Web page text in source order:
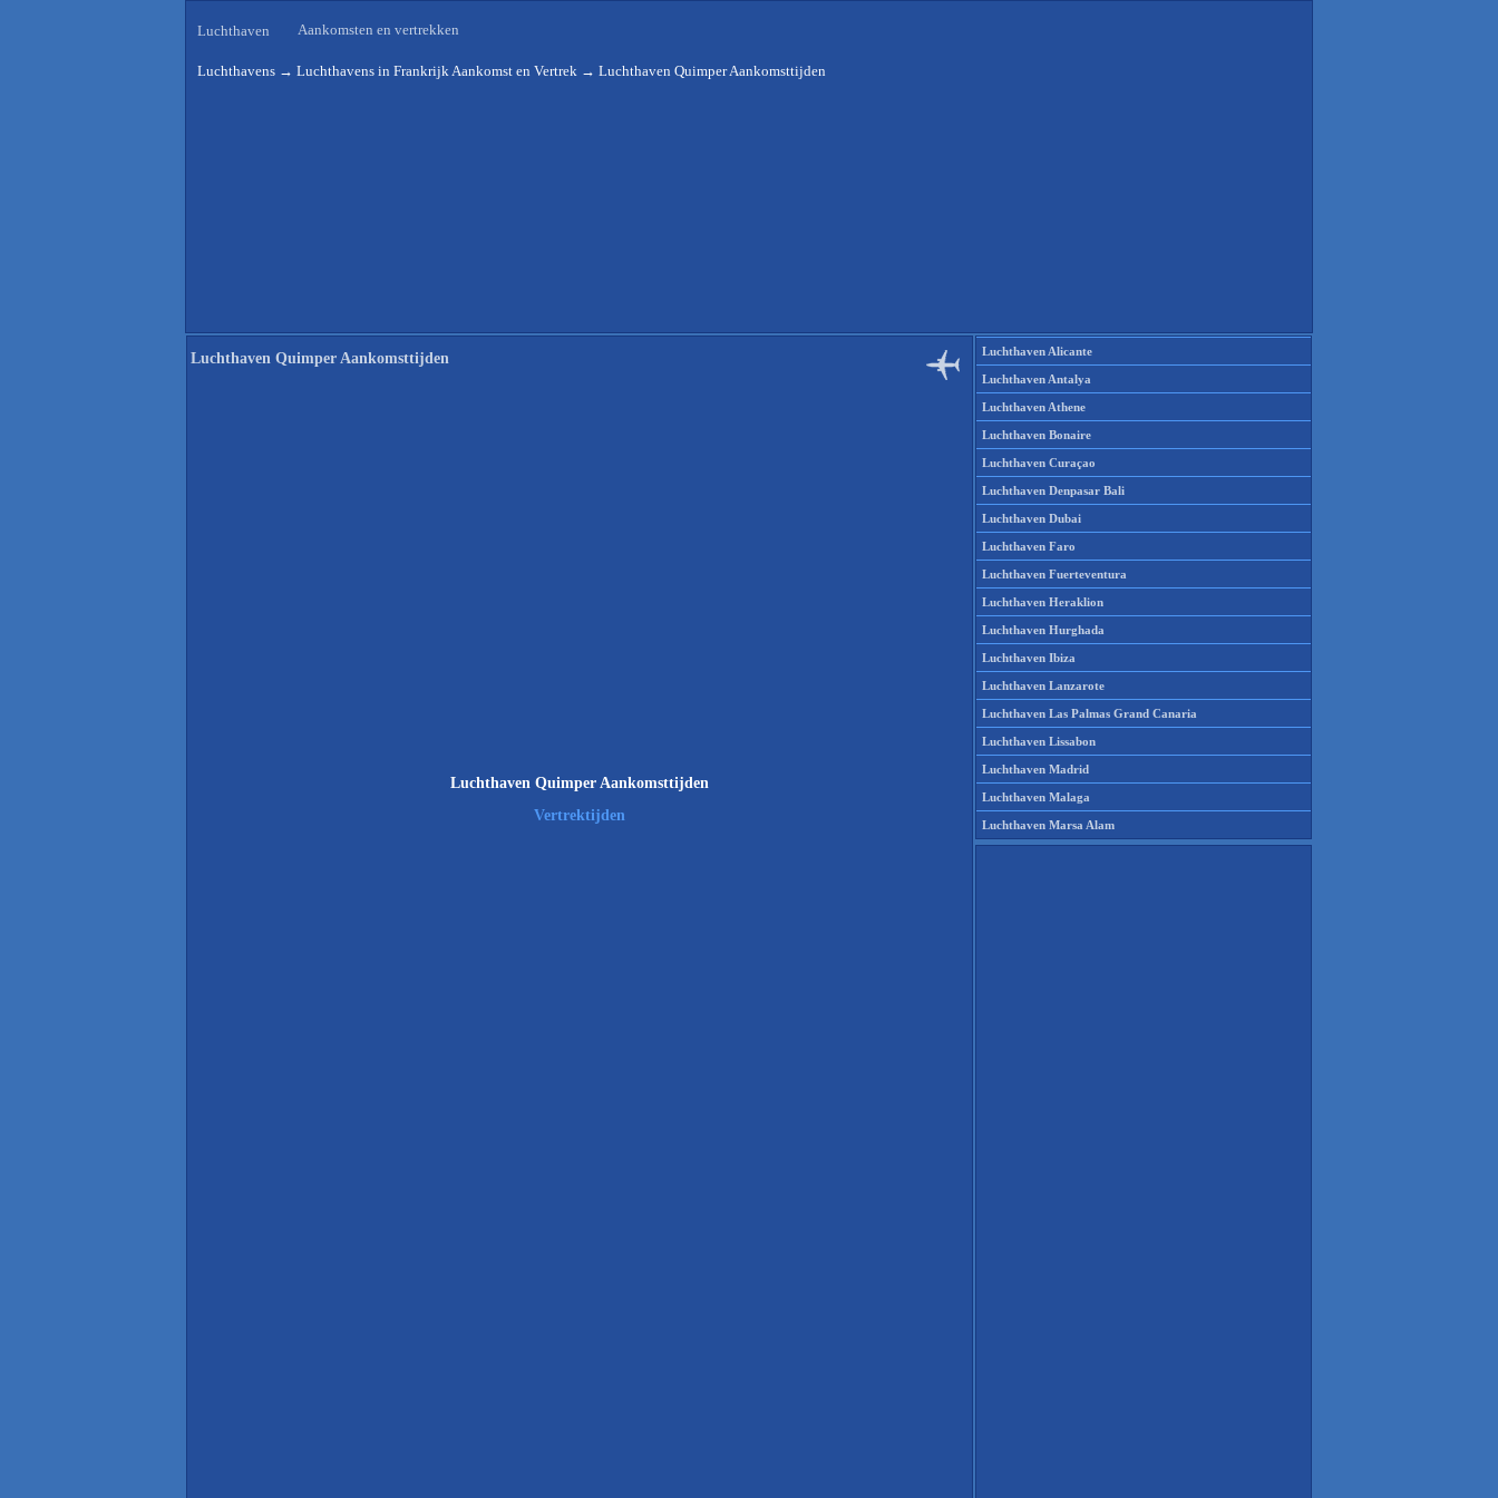
Luchthaven Aankomsten en vertrekken
Luchthavens → Luchthavens in Frankrijk Aankomst en Vertrek → Luchthaven Quimper Aankomsttijden
Luchthaven Quimper Aankomsttijden
Luchthaven Quimper Aankomsttijden
Vertrektijden
Luchthaven Alicante
Luchthaven Antalya
Luchthaven Athene
Luchthaven Bonaire
Luchthaven Curaçao
Luchthaven Denpasar Bali
Luchthaven Dubai
Luchthaven Faro
Luchthaven Fuerteventura
Luchthaven Heraklion
Luchthaven Hurghada
Luchthaven Ibiza
Luchthaven Lanzarote
Luchthaven Las Palmas Grand Canaria
Luchthaven Lissabon
Luchthaven Madrid
Luchthaven Malaga
Luchthaven Marsa Alam